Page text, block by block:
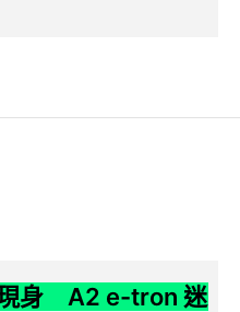
身 A2 e-tron 迷